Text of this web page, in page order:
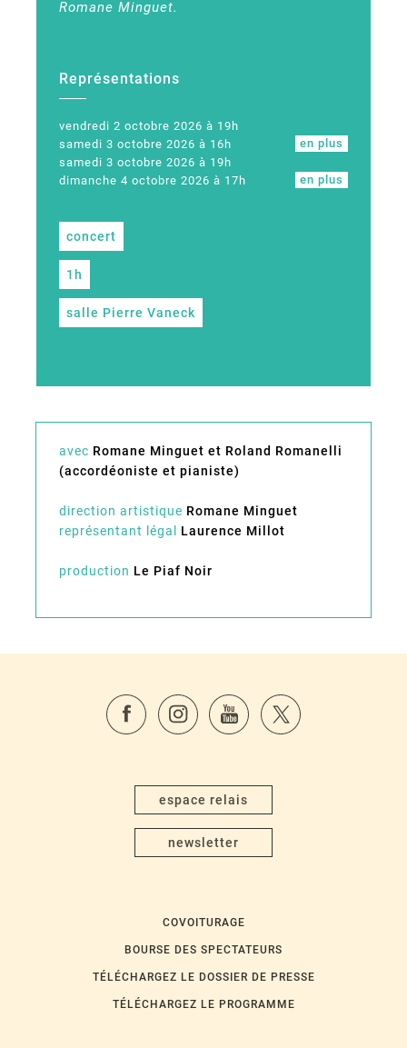
Romane Minguet.
Représentations
vendredi 2 octobre 2026 à 19h
samedi 3 octobre 2026 à 16h
en plus
samedi 3 octobre 2026 à 19h
dimanche 4 octobre 2026 à 17h
en plus
concert
1h
salle Pierre Vaneck
avec Romane Minguet et Roland Romanelli
(accordéoniste et pianiste)
direction artistique Romane Minguet
représentant légal Laurence Millot
production Le Piaf Noir
espace relais
newsletter
COVOITURAGE
BOURSE DES SPECTATEURS
TÉLÉCHARGEZ LE DOSSIER DE PRESSE
TÉLÉCHARGEZ LE PROGRAMME